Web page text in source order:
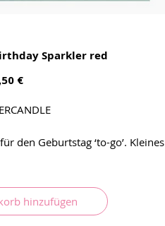
Sparkler red
€Preis
den Geburtstag ‘to-go’. Kleines
hinzufügen